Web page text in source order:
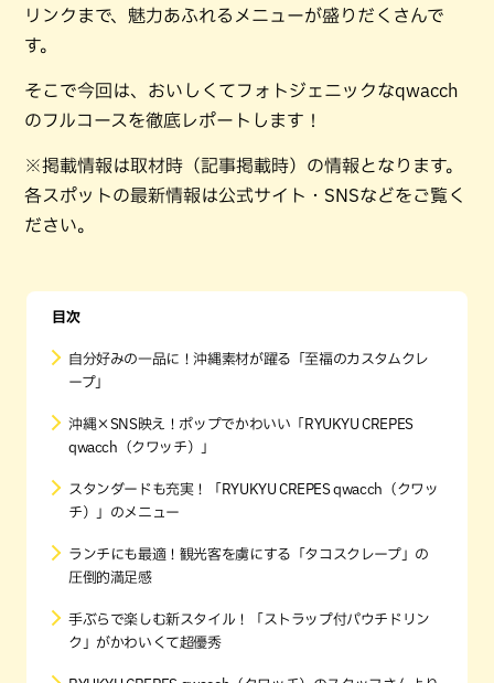
リンクまで、魅力あふれるメニューが盛りだくさんで
す。
そこで今回は、おいしくてフォトジェニックなqwacch
のフルコースを徹底レポートします！
※掲載情報は取材時（記事掲載時）の情報となります。
各スポットの最新情報は公式サイト・SNSなどをご覧く
ださい。
目次
自分好みの一品に！沖縄素材が躍る「至福のカスタムクレ
ープ」
沖縄×SNS映え！ポップでかわいい「RYUKYU CREPES
qwacch（クワッチ）」
スタンダードも充実！「RYUKYU CREPES qwacch（クワッ
チ）」のメニュー
ランチにも最適！観光客を虜にする「タコスクレープ」の
圧倒的満足感
手ぶらで楽しむ新スタイル！「ストラップ付パウチドリン
ク」がかわいくて超優秀